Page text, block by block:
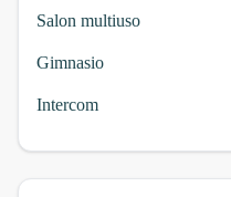
Salon multiuso
Gimnasio
Intercom